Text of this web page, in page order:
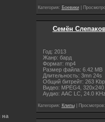
на
Категория: Боевики|
Семён
Год: 2013
Жанр: бард
Формат: mp4
Размер файла: 6.42 MB
Длительность: 3mn 24s
Общий битрейт: 263
Видео: MPEG4,
Аудио: AAC LC, 24.0
Категория: Клипы|